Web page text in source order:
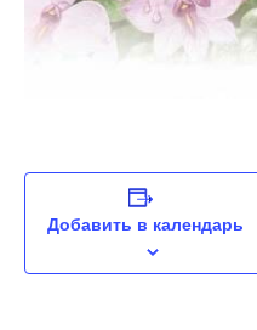
Добавить в календарь